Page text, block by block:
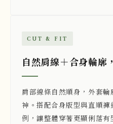
CUT & FIT
自然肩線＋合身輪廓
肩部線條自然順身，外套
神。搭配合身版型與直順
例，讓整體穿著更顯俐落有